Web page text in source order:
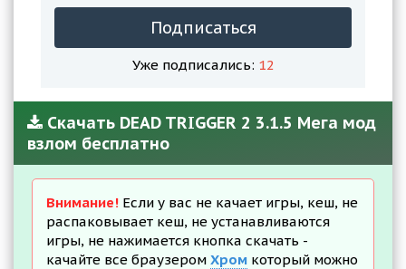
Подписаться
Уже подписались: 12
Скачать DEAD TRIGGER 2 3.1.5 Мега мод
взлом бесплатно
Внимание! Если у вас не качает игры, кеш, не
распаковывает кеш, не устанавливаются
игры, не нажимается кнопка скачать -
качайте все браузером Хром который можно